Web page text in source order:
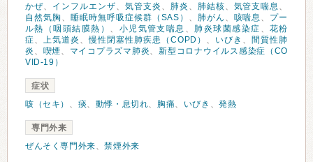
かぜ、 インフルエンザ、 気管支炎 、 肺炎 、 肺結核、 気管支喘息 、
自然気胸 、 睡眠時無呼吸症候群（SAS） 、 肺がん 、 咳喘息 、 プー
ル熱（咽頭結膜熱） 、 小児気管支喘息 、 肺炎球菌感染症 、 花粉
症、上気道炎 、慢性閉塞性肺疾患（COPD） 、 いびき 、 間質性肺
炎 、 喫煙 、 マイコプラズマ肺炎、新型コロナウイルス感染症（CO
VID-19）
症状
咳（セキ） 、 痰、 動悸・息切れ、 胸痛、 いびき 、発熱
専門外来
ぜんそく専門外来、禁煙外来